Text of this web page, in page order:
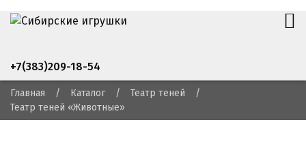
+7(383)209-18-54
Главная Каталог
Театр теней
Театр теней «Животные»